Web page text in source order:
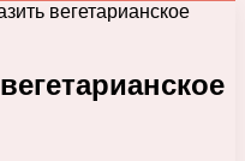
вегетарианское